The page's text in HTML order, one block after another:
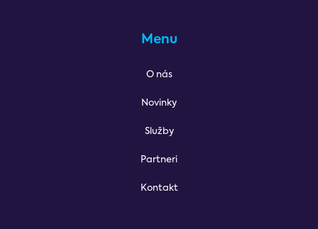
Menu
O nás
Novinky
Služby
Partneri
Kontakt